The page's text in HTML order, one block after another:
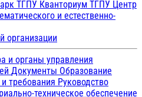
ТГПУ Кванториум ТГПУ Центр
и естественно-
организации
и органы управления
Документы Образование
требования Руководство
техническое обеспечение